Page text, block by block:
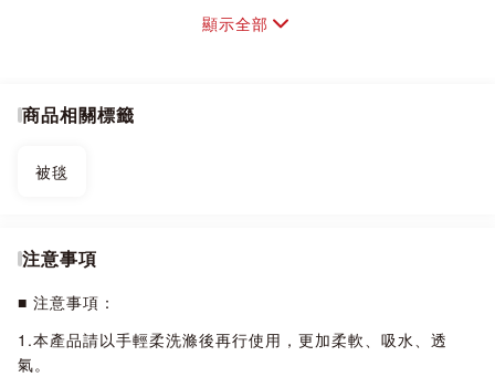
顯示全部
商品相關標籤
被毯
注意事項
■ 注意事項：
1.本產品請以手輕柔洗滌後再行使用，更加柔軟、吸水、透
氣。